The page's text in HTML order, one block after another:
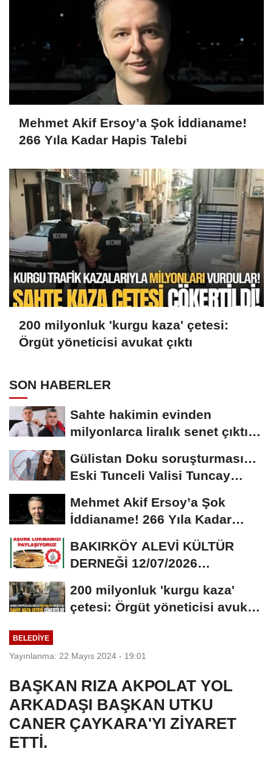
Mehmet Akif Ersoy’a Şok İddianame!
266 Yıla Kadar Hapis Talebi
200 milyonluk 'kurgu kaza' çetesi:
Örgüt yöneticisi avukat çıktı
SON HABERLER
Sahte hakimin evinden
milyonlarca liralık senet çıktı:
Gülistan Doku soruşturması…
Eski Tunceli Valisi Tuncay
Mehmet Akif Ersoy’a Şok
İddianame! 266 Yıla Kadar
Hapis Talebi
BAKIRKÖY ALEVİ KÜLTÜR
DERNEĞİ 12/07/2026
DAVETİNE...
200 milyonluk 'kurgu kaza'
çetesi: Örgüt yöneticisi avukat
BELEDIYE
Yayınlanma: 22 Mayıs 2024 - 19:01
BAŞKAN RIZA AKPOLAT YOL
ARKADAŞI BAŞKAN UTKU
CANER ÇAYKARA'YI ZİYARET
ETTİ.